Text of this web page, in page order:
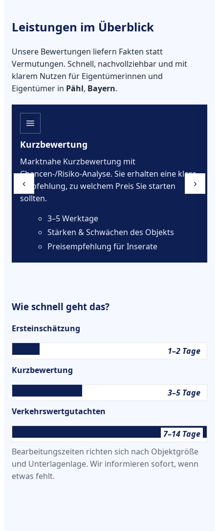
Leistungen im Überblick
Unsere Bewertungen liefern Fakten statt
Vermutungen. Schnell, nachvollziehbar und mit
klarem Nutzen für Eigentümerinnen und
Eigentümer in Pähl, Bayern.
Kurzbewertung
Marktnahe Kurzbewertung mit
Chancen-/Risiko-Analyse. Sie erhalten eine klare
Empfehlung, zu welchem Preis Sie starten
sollten.
3–5 Werktage
Stärken & Schwächen des Objekts
Preisempfehlung für Inserate
‹ ›
Wie schnell geht das?
Ersteinschätzung
1–2 Tage
Kurzbewertung
3–5 Tage
Verkehrswertgutachten
7–14 Tage
Bearbeitungszeiten richten sich nach Objektgröße
und Unterlagenlage. Wir informieren sofort, wenn
etwas fehlt.